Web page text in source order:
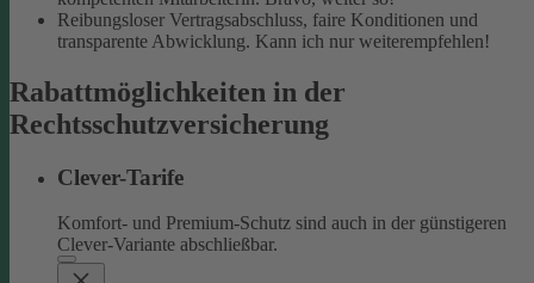
Reibungsloser Vertragsabschluss, faire Konditionen und
transparente Abwicklung. Kann ich nur weiterempfehlen!
Rabattmöglichkeiten in der
Rechtsschutzversicherung
Clever-Tarife
Komfort- und Premium-Schutz sind auch in der günstigeren
Clever-Variante abschließbar.